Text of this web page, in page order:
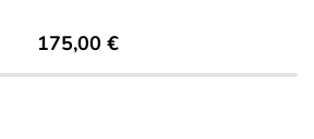
175,00 €